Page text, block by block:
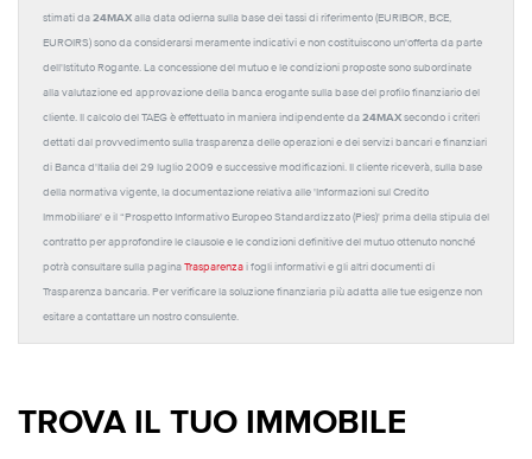
stimati da 24MAX alla data odierna sulla base dei tassi di riferimento (EURIBOR, BCE,
EUROIRS) sono da considerarsi meramente indicativi e non costituiscono un'offerta da parte
dell'Istituto Rogante. La concessione del mutuo e le condizioni proposte sono subordinate
alla valutazione ed approvazione della banca erogante sulla base del profilo finanziario del
cliente. Il calcolo del TAEG è effettuato in maniera indipendente da 24MAX secondo i criteri
dettati dal provvedimento sulla trasparenza delle operazioni e dei servizi bancari e finanziari
di Banca d'Italia del 29 luglio 2009 e successive modificazioni. Il cliente riceverà, sulla base
della normativa vigente, la documentazione relativa alle 'Informazioni sul Credito
Immobiliare' e il “Prospetto Informativo Europeo Standardizzato (Pies)' prima della stipula del
contratto per approfondire le clausole e le condizioni definitive del mutuo ottenuto nonché
potrà consultare sulla pagina Trasparenza i fogli informativi e gli altri documenti di
Trasparenza bancaria. Per verificare la soluzione finanziaria più adatta alle tue esigenze non
esitare a contattare un nostro consulente.
TROVA IL TUO IMMOBILE